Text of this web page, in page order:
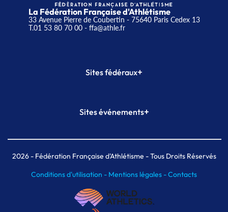
La Fédération Française d'Athlétisme
33 Avenue Pierre de Coubertin - 75640 Paris Cedex 13
T.01 53 80 70 00- ffa@athle.fr
Sites fédéraux+
Plateforme Formation
Sites événements+
Meeting de Paris indoor
MAIF Ekiden de Paris
2026- Fédération Française d'Athlétisme - Tous Droits Réservés
Conditions d'utilisation - Mentions légales -Contacts